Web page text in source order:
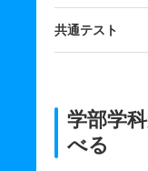
共通テスト
学部学
べる